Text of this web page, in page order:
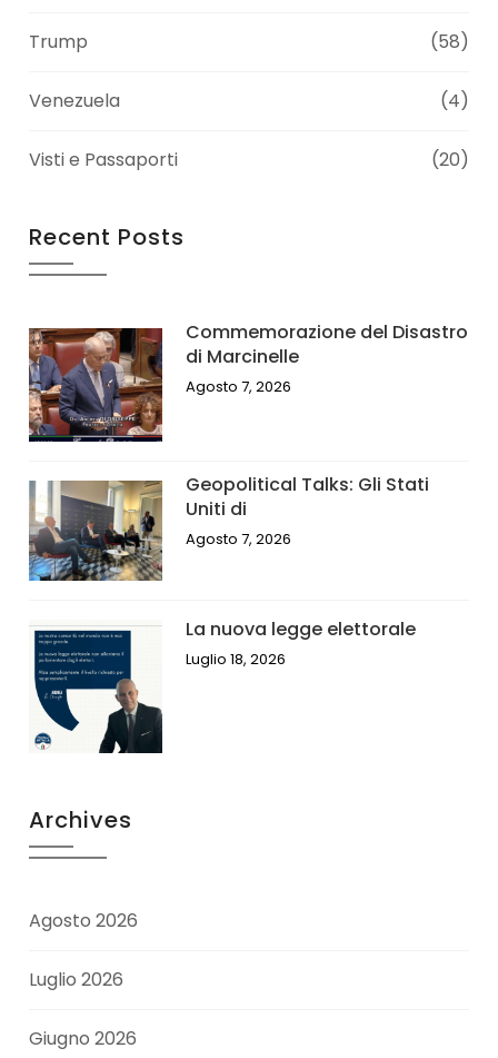
Trump (58)
Venezuela (4)
Visti e Passaporti (20)
Recent Posts
Commemorazione del Disastro
di Marcinelle
Agosto 7, 2026
Geopolitical Talks: Gli Stati
Uniti di
Agosto 7, 2026
La nuova legge elettorale
Luglio 18, 2026
Archives
Agosto 2026
Luglio 2026
Giugno 2026